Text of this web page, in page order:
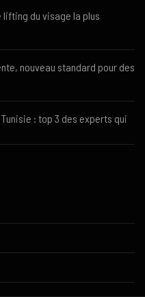
lifting du visage la plus
nouveau standard pour des
: top 3 des experts qui